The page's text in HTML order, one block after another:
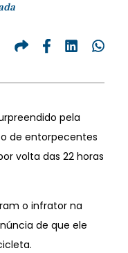
pela
de entorpecentes
volta das 22 horas
o infrator na
de que ele